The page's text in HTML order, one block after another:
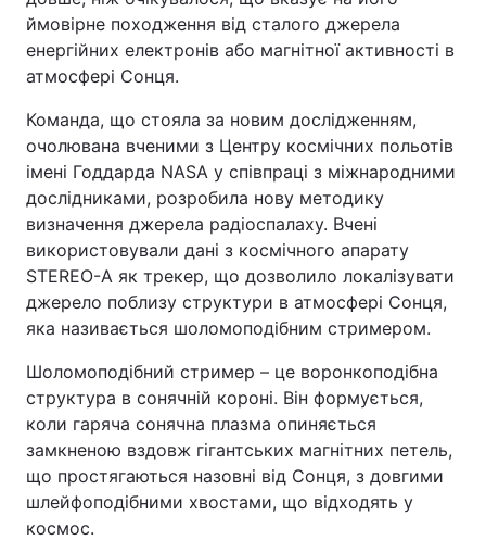
ймовірне походження від сталого джерела
енергійних електронів або магнітної активності в
атмосфері Сонця.
Команда, що стояла за новим дослідженням,
очолювана вченими з Центру космічних польотів
імені Годдарда NASA у співпраці з міжнародними
дослідниками, розробила нову методику
визначення джерела радіоспалаху. Вчені
використовували дані з космічного апарату
STEREO-A як трекер, що дозволило локалізувати
джерело поблизу структури в атмосфері Сонця,
яка називається шоломоподібним стримером.
Шоломоподібний стример – це воронкоподібна
структура в сонячній короні. Він формується,
коли гаряча сонячна плазма опиняється
замкненою вздовж гігантських магнітних петель,
що простягаються назовні від Сонця, з довгими
шлейфоподібними хвостами, що відходять у
космос.